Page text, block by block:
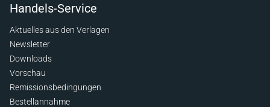
Handels-Service
Aktuelles aus den Verlagen
Newsletter
Downloads
Vorschau
Remissionsbedingungen
Bestellannahme